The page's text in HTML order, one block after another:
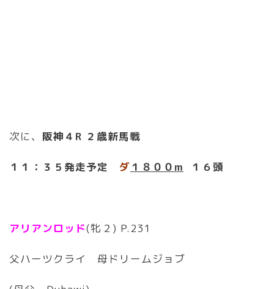
次に、 阪神４R ２歳新馬戦
１１ ：３５発走予定 ダ １８ ００m １６頭
アリアンロッド(牝２) P.231
父ハーツクライ 母ドリームジョブ